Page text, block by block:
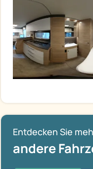
Entdecken Sie
andere